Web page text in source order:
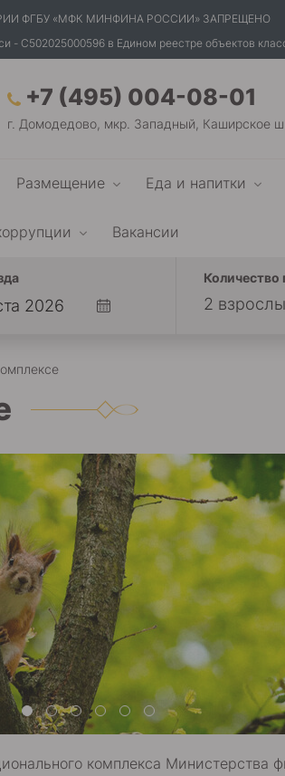
ФГБУ «МФК МИНФИНА РОССИИ» ЗАПРЕЩЕНО
- С502025000596 в Едином реестре объектов
+7 (495) 004-08-01
г. Домодедово, мкр. Западный, Каширское
Размещение Еда и напитки
Вакансии
Количество
2
комплекса